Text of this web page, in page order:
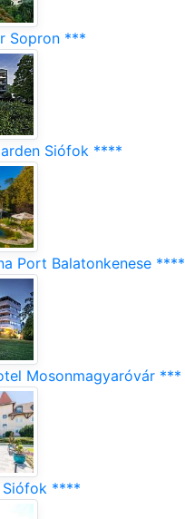
Sopron ***
Siófok ****
Port Balatonkenese ****
Mosonmagyaróvár ***
****